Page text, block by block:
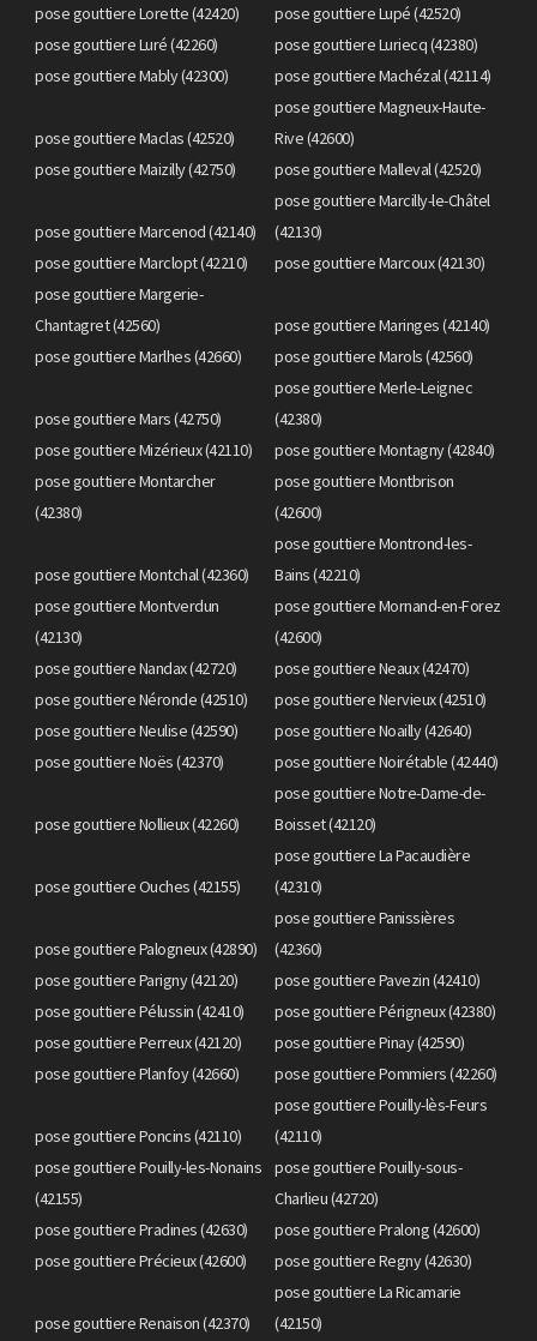
pose gouttiere Lorette (42420)
pose gouttiere Lupé (42520)
pose gouttiere Luré (42260)
pose gouttiere Luriecq (42380)
pose gouttiere Mably (42300)
pose gouttiere Machézal (42114)
pose gouttiere Maclas (42520)
pose gouttiere Magneux-Haute-
Rive (42600)
pose gouttiere Maizilly (42750)
pose gouttiere Malleval (42520)
pose gouttiere Marcenod (42140)
pose gouttiere Marcilly-le-Châtel
(42130)
pose gouttiere Marclopt (42210)
pose gouttiere Marcoux (42130)
pose gouttiere Margerie-
Chantagret (42560)
pose gouttiere Maringes (42140)
pose gouttiere Marlhes (42660)
pose gouttiere Marols (42560)
pose gouttiere Mars (42750)
pose gouttiere Merle-Leignec
(42380)
pose gouttiere Mizérieux (42110)
pose gouttiere Montagny (42840)
pose gouttiere Montarcher
(42380)
pose gouttiere Montbrison
(42600)
pose gouttiere Montchal (42360)
pose gouttiere Montrond-les-
Bains (42210)
pose gouttiere Montverdun
(42130)
pose gouttiere Mornand-en-Forez
(42600)
pose gouttiere Nandax (42720)
pose gouttiere Neaux (42470)
pose gouttiere Néronde (42510)
pose gouttiere Nervieux (42510)
pose gouttiere Neulise (42590)
pose gouttiere Noailly (42640)
pose gouttiere Noës (42370)
pose gouttiere Noirétable (42440)
pose gouttiere Nollieux (42260)
pose gouttiere Notre-Dame-de-
Boisset (42120)
pose gouttiere Ouches (42155)
pose gouttiere La Pacaudière
(42310)
pose gouttiere Palogneux (42890)
pose gouttiere Panissières
(42360)
pose gouttiere Parigny (42120)
pose gouttiere Pavezin (42410)
pose gouttiere Pélussin (42410)
pose gouttiere Périgneux (42380)
pose gouttiere Perreux (42120)
pose gouttiere Pinay (42590)
pose gouttiere Planfoy (42660)
pose gouttiere Pommiers (42260)
pose gouttiere Poncins (42110)
pose gouttiere Pouilly-lès-Feurs
(42110)
pose gouttiere Pouilly-les-Nonains
(42155)
pose gouttiere Pouilly-sous-
Charlieu (42720)
pose gouttiere Pradines (42630)
pose gouttiere Pralong (42600)
pose gouttiere Précieux (42600)
pose gouttiere Regny (42630)
pose gouttiere Renaison (42370)
pose gouttiere La Ricamarie
(42150)